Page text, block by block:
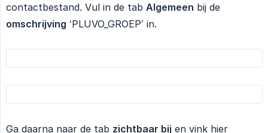
contactbestand. Vul in de tab Algemeen bij de
omschrijving ‘PLUVO_GROEP’ in.
Ga daarna naar de tab zichtbaar bij en vink hier